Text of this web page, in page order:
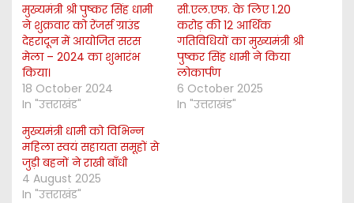
मुख्यमंत्री श्री पुष्कर सिंह धामी
ने शुक्रवार को रेंजर्स ग्राउंड
देहरादून में आयोजित सरस
मेला – 2024 का शुभारंभ
किया।
18 October 2024
In "उत्तराखंड"
सी.एल.एफ. के लिए 1.20
करोड़ की 12 आर्थिक
गतिविधियों का मुख्यमंत्री श्री
पुष्कर सिंह धामी ने किया
लोकार्पण
6 October 2025
In "उत्तराखंड"
मुख्यमंत्री धामी को विभिन्न
महिला स्वयं सहायता समूहों से
जुड़ी बहनों ने राखी बाँधी
4 August 2025
In "उत्तराखंड"